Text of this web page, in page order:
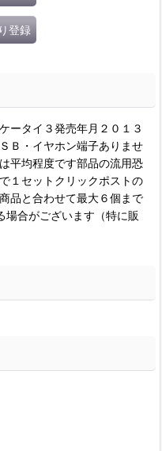
登録
タイ３発売年月２０１３
Ｂ・イヤホン端子ありませ
平均程度です部品の流用恐
１セットクリックポストの
品と合わせて最大６個まで
合がございます（特に販